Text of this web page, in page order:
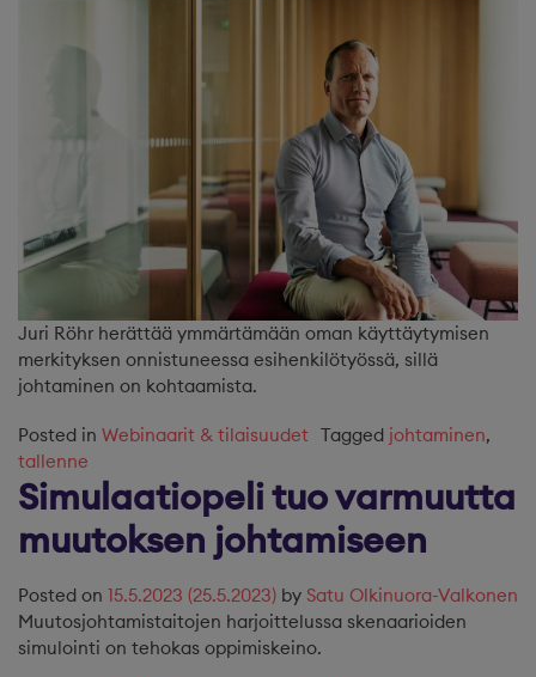
Juri Röhr herättää ymmärtämään oman käyttäytymisen
merkityksen onnistuneessa esihenkilötyössä, sillä
johtaminen on kohtaamista.
Posted in Webinaarit & tilaisuudet Tagged johtaminen,
tallenne
Simulaatiopeli tuo varmuutta
muutoksen johtamiseen
Posted on 15.5.2023 (25.5.2023) by Satu Olkinuora-Valkonen
Muutosjohtamistaitojen harjoittelussa skenaarioiden
simulointi on tehokas oppimiskeino.